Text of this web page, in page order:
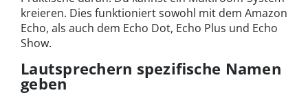
kreieren. Dies funktioniert sowohl mit dem Amazon
Echo, als auch dem Echo Dot, Echo Plus und Echo
Show.
Lautsprechern spezifische Namen
geben